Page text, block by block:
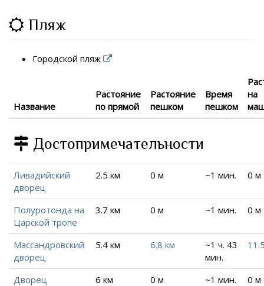
Пляж
Городской пляж
Название
Растояние
по прямой
Растояние
пешком
Время
пешком
на
Достопримечательности
Ливадийский
дворец
2.5 км 0 м ~1 мин. 0 м
Полуротонда на
Царской тропе
3.7 км 0 м ~1 мин. 0 м
Массандровский
дворец
5.4 км 6.8 км
~1 ч. 43
мин.
Дворец
6 км 0 м ~1 мин. 0 м